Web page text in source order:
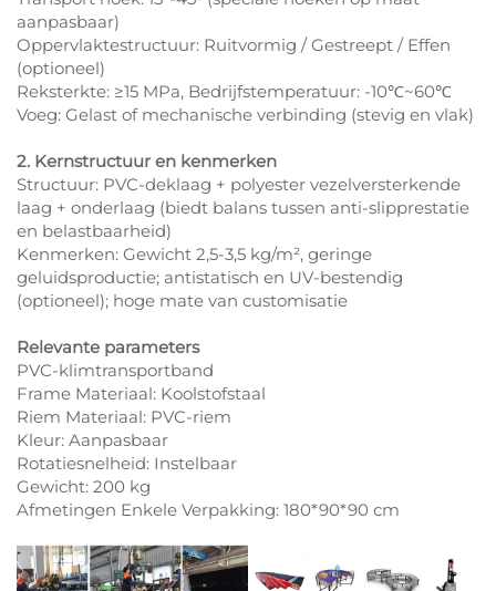
aanpasbaar)
Oppervlaktestructuur: Ruitvormig / Gestreept / Effen
(optioneel)
Reksterkte: ≥15 MPa, Bedrijfstemperatuur: -10℃~60℃
Voeg: Gelast of mechanische verbinding (stevig en vlak)
2. Kernstructuur en kenmerken
Structuur: PVC-deklaag + polyester vezelversterkende
laag + onderlaag (biedt balans tussen anti-slipprestatie
en belastbaarheid)
Kenmerken: Gewicht 2,5-3,5 kg/m², geringe
geluidsproductie; antistatisch en UV-bestendig
(optioneel); hoge mate van customisatie
Relevante parameters
PVC-klimtransportband
Frame Materiaal: Koolstofstaal
Riem Materiaal: PVC-riem
Kleur: Aanpasbaar
Rotatiesnelheid: Instelbaar
Gewicht: 200 kg
Afmetingen Enkele Verpakking: 180*90*90 cm